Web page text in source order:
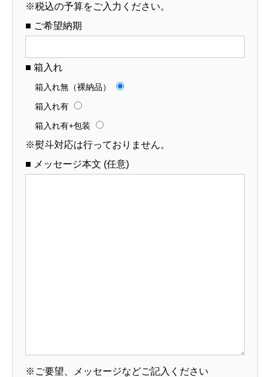
※税込の予算をご入力ください。
■ ご希望納期
■ 箱入れ
箱入れ無（裸納品）
箱入れ有
箱入れ有+包装
※熨斗対応は行っておりません。
■ メッセージ本文 (任意)
※ご要望、メッセージなどご記入ください